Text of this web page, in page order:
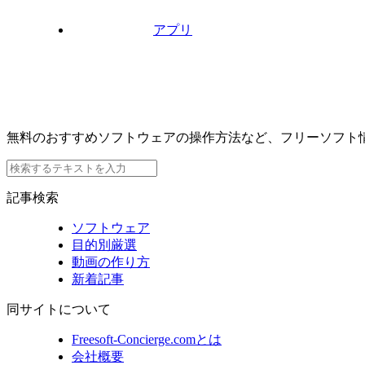
アプリ
無料のおすすめソフトウェアの操作方法など、フリーソフト
記事検索
ソフトウェア
目的別厳選
動画の作り方
新着記事
同サイトについて
Freesoft-Concierge.comとは
会社概要